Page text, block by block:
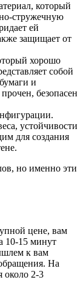
который
стружечную
ей
защищает от
хорошо
собой
и
безопасен
устойчивости
для создания
но именно эти
цене, вам
10-15 минут
к вам
На
около 2-3